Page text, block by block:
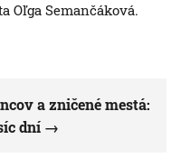
Oľga Semančáková.
a zničené mestá:
dní